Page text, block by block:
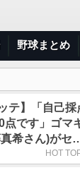
野球まとめ
テ】「自己採
点です」ゴマ
希さん)がセ
ルピッチHOT